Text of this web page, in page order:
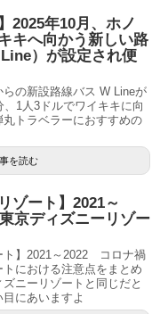
2025年10月、ホノ
キへ向かう新しい路
）が設定され便
の新設路線バス W Lineが
1人3ドルでワイキキに向
トラベラーにおすすめの
を読む
ゾート】2021～
京ディズニーリゾー
ト】2021～2022 コロナ禍
における注意点をまとめ
ニーリゾートと同じだと
にあいますよ